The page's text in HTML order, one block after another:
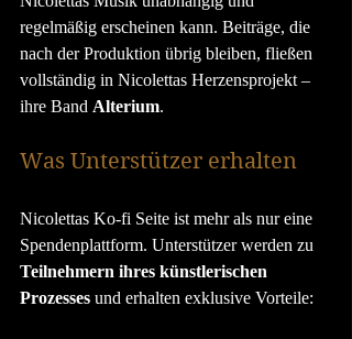
regelmäßig erscheinen kann. Beiträge, die
nach der Produktion übrig bleiben, fließen
vollständig in Nicolettas Herzensprojekt –
ihre Band Alterium.
Was Unterstützer erhalten
Nicolettas Ko-fi Seite ist mehr als nur eine
Spendenplattform. Unterstützer werden zu
Teilnehmern ihres künstlerischen
Prozesses und erhalten exklusive Vorteile: